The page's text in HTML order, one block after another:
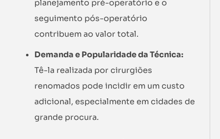
planejamento pré-operatório e o
seguimento pós-operatório
contribuem ao valor total.
Demanda e Popularidade da Técnica:
Tê-la realizada por cirurgiões
renomados pode incidir em um custo
adicional, especialmente em cidades de
grande procura.